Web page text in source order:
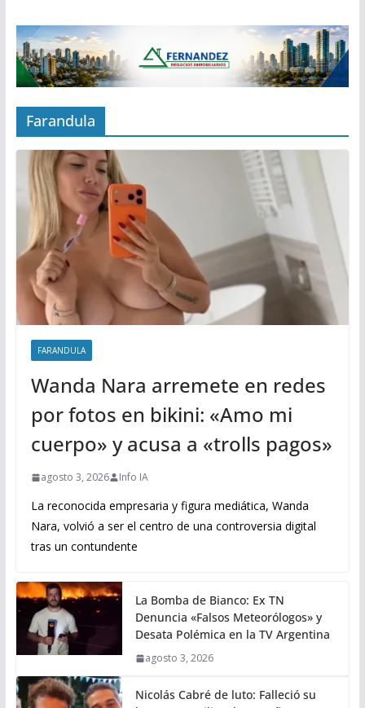
Farandula
FARANDULA
Wanda Nara arremete en redes
por fotos en bikini: «Amo mi
cuerpo» y acusa a «trolls pagos»
agosto 3, 2026 Info IA
La reconocida empresaria y figura mediática, Wanda
Nara, volvió a ser el centro de una controversia digital
tras un contundente
La Bomba de Bianco: Ex TN
Denuncia «Falsos Meteorólogos» y
Desata Polémica en la TV Argentina
agosto 3, 2026
Nicolás Cabré de luto: Falleció su